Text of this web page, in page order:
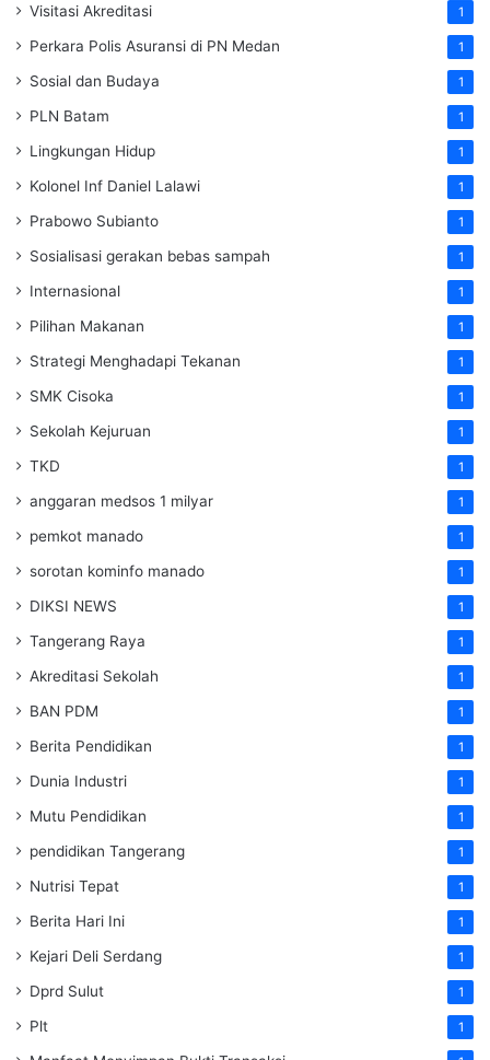
Visitasi Akreditasi 1
Perkara Polis Asuransi di PN Medan 1
Sosial dan Budaya 1
PLN Batam 1
Lingkungan Hidup 1
Kolonel Inf Daniel Lalawi 1
Prabowo Subianto 1
Sosialisasi gerakan bebas sampah 1
Internasional 1
Pilihan Makanan 1
Strategi Menghadapi Tekanan 1
SMK Cisoka 1
Sekolah Kejuruan 1
TKD 1
anggaran medsos 1 milyar 1
pemkot manado 1
sorotan kominfo manado 1
DIKSI NEWS 1
Tangerang Raya 1
Akreditasi Sekolah 1
BAN PDM 1
Berita Pendidikan 1
Dunia Industri 1
Mutu Pendidikan 1
pendidikan Tangerang 1
Nutrisi Tepat 1
Berita Hari Ini 1
Kejari Deli Serdang 1
Dprd Sulut 1
Plt 1